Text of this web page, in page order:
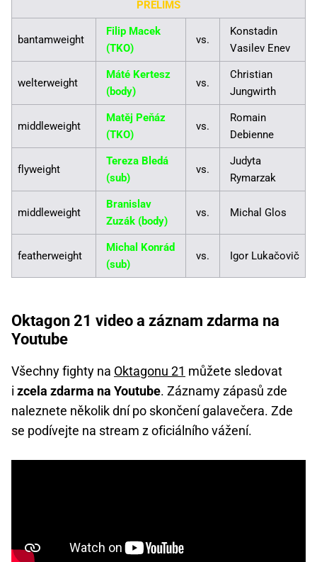
PRELIMS
bantamweight
Filip Macek
(TKO)
vs.
Konstadin
Vasilev Enev
welterweight
Máté Kertesz
(body)
vs.
Christian
Jungwirth
middleweight
Matěj Peňáz
(TKO)
vs.
Romain
Debienne
flyweight
Tereza Bledá
(sub)
vs.
Judyta
Rymarzak
middleweight
Branislav
Zuzák (body)
vs. Michal Glos
featherweight
Michal Konrád
(sub)
vs. Igor Lukačovič
Oktagon 21 video a záznam zdarma na
Youtube
Všechny fighty na Oktagonu 21 můžete sledovat
i zcela zdarma na Youtube. Záznamy zápasů zde
naleznete několik dní po skončení galavečera. Zde
se podívejte na stream z oficiálního vážení.